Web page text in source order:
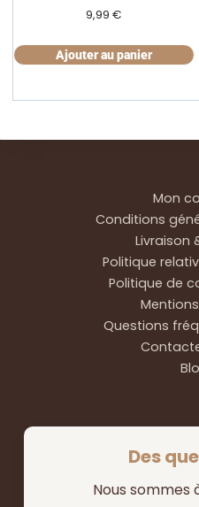
9,99€
Ajouter au panier
Mon
Conditions
Livraison
Politique
Politique de
Questions
Des
Nous sommes